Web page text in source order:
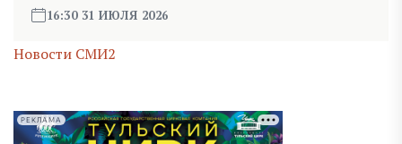
16:30 31 ИЮЛЯ 2026
Новости СМИ2
РЕКЛАМА